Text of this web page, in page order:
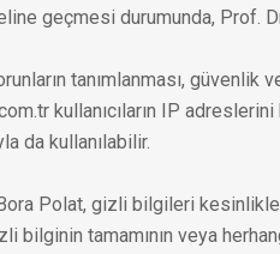
geçmesi durumunda, Prof.
tanımlanması, güvenlik
kullanıcıların IP
da kullanılabilir.
Polat, gizli bilgileri
bilginin tamamının veya